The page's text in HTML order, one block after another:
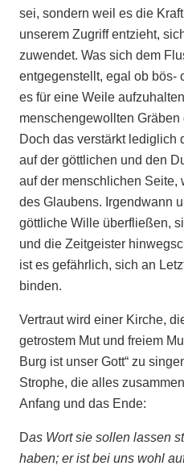
sei, sondern weil es die
unserem Zugriff entzieht,
zuwendet. Was sich dem
entgegenstellt, egal ob bös-
es für eine Weile
menschengewollten
Doch das verstärkt lediglich
auf der göttlichen und den
auf der menschlichen Seite,
des Glaubens. Irgendwann
göttliche Wille überfließen,
und die Zeitgeister
ist es gefährlich, sich an
binden.
Vertraut wird einer Kirche,
getrostem Mut und freiem
Burg ist unser Gott“ zu
Strophe, die alles
Anfang und das Ende:
Das Wort sie sollen lassen
haben; er ist bei uns wohl